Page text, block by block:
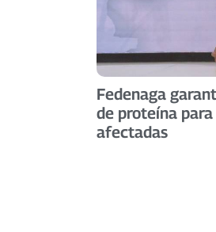
Fedenaga
de proteína
afectadas